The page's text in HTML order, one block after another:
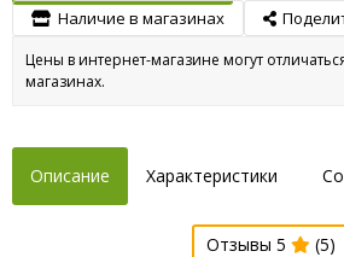
Наличие в магазинах
Цены в интернет-магазине могут
магазинах.
Описание Характеристики
Отзывы 5 (5)